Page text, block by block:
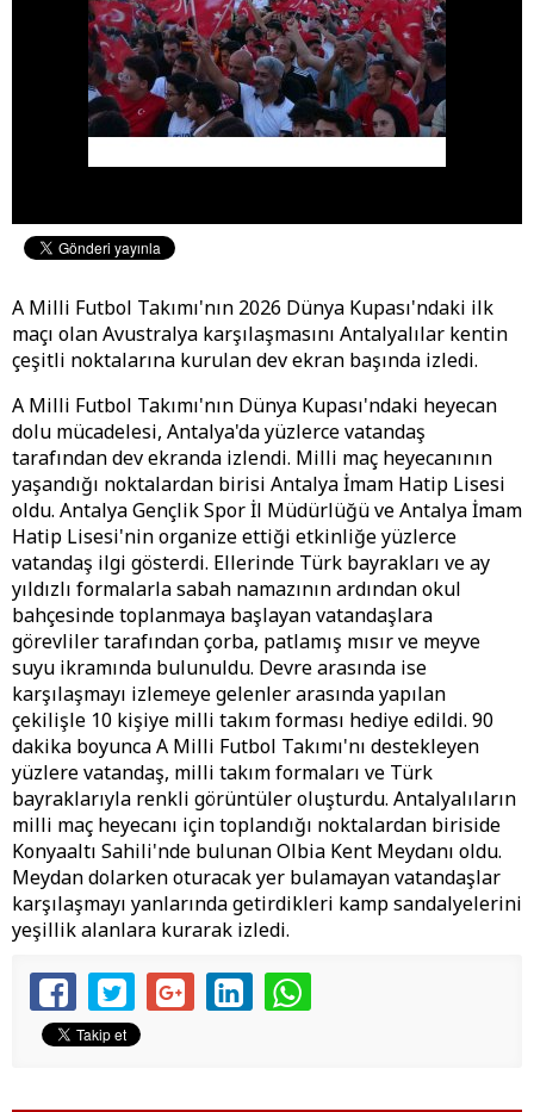
A Milli Futbol Takımı'nın 2026 Dünya Kupası'ndaki ilk
maçı olan Avustralya karşılaşmasını Antalyalılar kentin
çeşitli noktalarına kurulan dev ekran başında izledi.
A Milli Futbol Takımı'nın Dünya Kupası'ndaki heyecan
dolu mücadelesi, Antalya'da yüzlerce vatandaş
tarafından dev ekranda izlendi. Milli maç heyecanının
yaşandığı noktalardan birisi Antalya İmam Hatip Lisesi
oldu. Antalya Gençlik Spor İl Müdürlüğü ve Antalya İmam
Hatip Lisesi'nin organize ettiği etkinliğe yüzlerce
vatandaş ilgi gösterdi. Ellerinde Türk bayrakları ve ay
yıldızlı formalarla sabah namazının ardından okul
bahçesinde toplanmaya başlayan vatandaşlara
görevliler tarafından çorba, patlamış mısır ve meyve
suyu ikramında bulunuldu. Devre arasında ise
karşılaşmayı izlemeye gelenler arasında yapılan
çekilişle 10 kişiye milli takım forması hediye edildi. 90
dakika boyunca A Milli Futbol Takımı'nı destekleyen
yüzlere vatandaş, milli takım formaları ve Türk
bayraklarıyla renkli görüntüler oluşturdu. Antalyalıların
milli maç heyecanı için toplandığı noktalardan biriside
Konyaaltı Sahili'nde bulunan Olbia Kent Meydanı oldu.
Meydan dolarken oturacak yer bulamayan vatandaşlar
karşılaşmayı yanlarında getirdikleri kamp sandalyelerini
yeşillik alanlara kurarak izledi.